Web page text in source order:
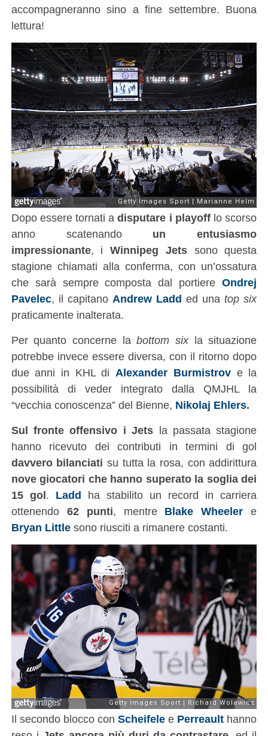
accompagneranno sino a fine settembre. Buona
lettura!
Dopo essere tornati adisputare i playofflo scorso
anno scatenando un entusiasmo
impressionante, iWinnipeg Jetssono questa
stagione chiamati alla conferma, con un’ossatura
che sarà sempre composta dal portiereOndrej
Pavelec, il capitano Andrew Ladd ed unatop six
praticamente inalterata.
Per quanto concerne labottom sixla situazione
potrebbe invece essere diversa, con il ritorno dopo
due anni in KHL di Alexander Burmistrove la
possibilità di veder integrato dalla QMJHL la
“vecchia conoscenza” del Bienne, Nikolaj Ehlers.
Sul fronte offensivo i Jets la passata stagione
hanno ricevuto dei contributi in termini di gol
davvero bilanciati su tutta la rosa, con addirittura
nove giocatori che hanno superato la soglia dei
15 gol. Ladd ha stabilito un record in carriera
ottenendo 62 punti, mentre Blake Wheeler e
Bryan Littlesono riusciti a rimanere costanti.
Il secondo blocco conScheifele e Perreault hanno